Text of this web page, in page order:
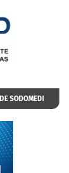
SODOMEDI